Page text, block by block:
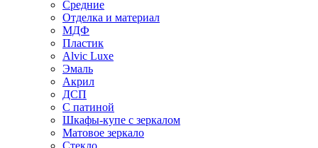
Средние
Отделка и материал
МДФ
Пластик
Alvic Luxe
Эмаль
Акрил
ДСП
С патиной
Шкафы-купе с зеркалом
Матовое зеркало
Стекло